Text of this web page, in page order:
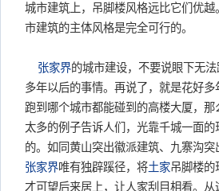
城市建筑上，吊脚楼风格远比它们优
市建筑的主体风格是完全可行的。
张家界的城市建设，不要说眼下无
多年以后的事情。再说了，就是花好
跑到哪个城市都能碰到的高楼大厦，
太多的例子告诉人们，光靠千城一面
的。如同黄山突出徽派建筑、九寨沟
张家界唯有独辟蹊径，将土家吊脚楼的
才可望后来居上，让人家刮目相看。